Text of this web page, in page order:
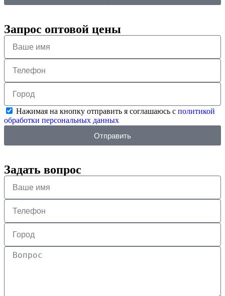
Запрос оптовой цены
Нажимая на кнопку отправить я соглашаюсь с политикой
обработки персональных данных
Отправить
Задать вопрос